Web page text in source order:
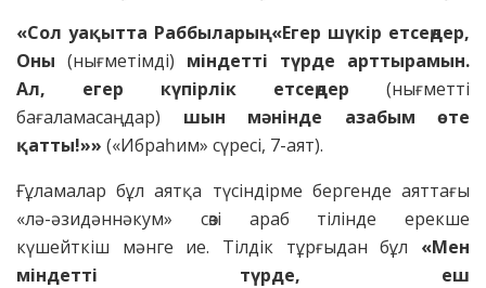
«Сол уақытта Раббыларың: «Егер шүкір етсеңдер,
Оны (нығметімді) міндетті түрде арттырамын.
Ал, егер күпірлік етсеңдер (нығметті
бағаламасаңдар) шын мәнінде азабым өте
қатты!»» («Ибраһим» сүресі, 7-аят).
Ғұламалар бұл аятқа түсіндірме бергенде аяттағы
«лә-әзидәннәкум» сөзі араб тілінде ерекше
күшейткіш мәнге ие. Тілдік тұрғыдан бұл «Мен
міндетті түрде, еш